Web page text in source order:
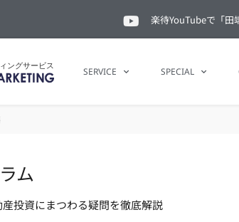
楽待YouTubeで「
ングサービス
SERVICE SPECIAL
ム
産投資にまつわる疑問を徹底解説